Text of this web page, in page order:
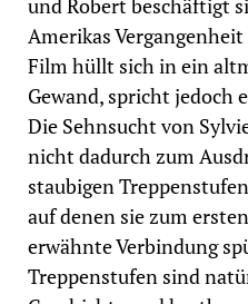
und Robert beschäftigt
Amerikas
Film hüllt sich in ein
Gewand, spricht jedoch
Die Sehnsucht von
nicht dadurch zum
staubigen
auf denen sie zum
erwähnte Verbindung
Treppenstufen sind